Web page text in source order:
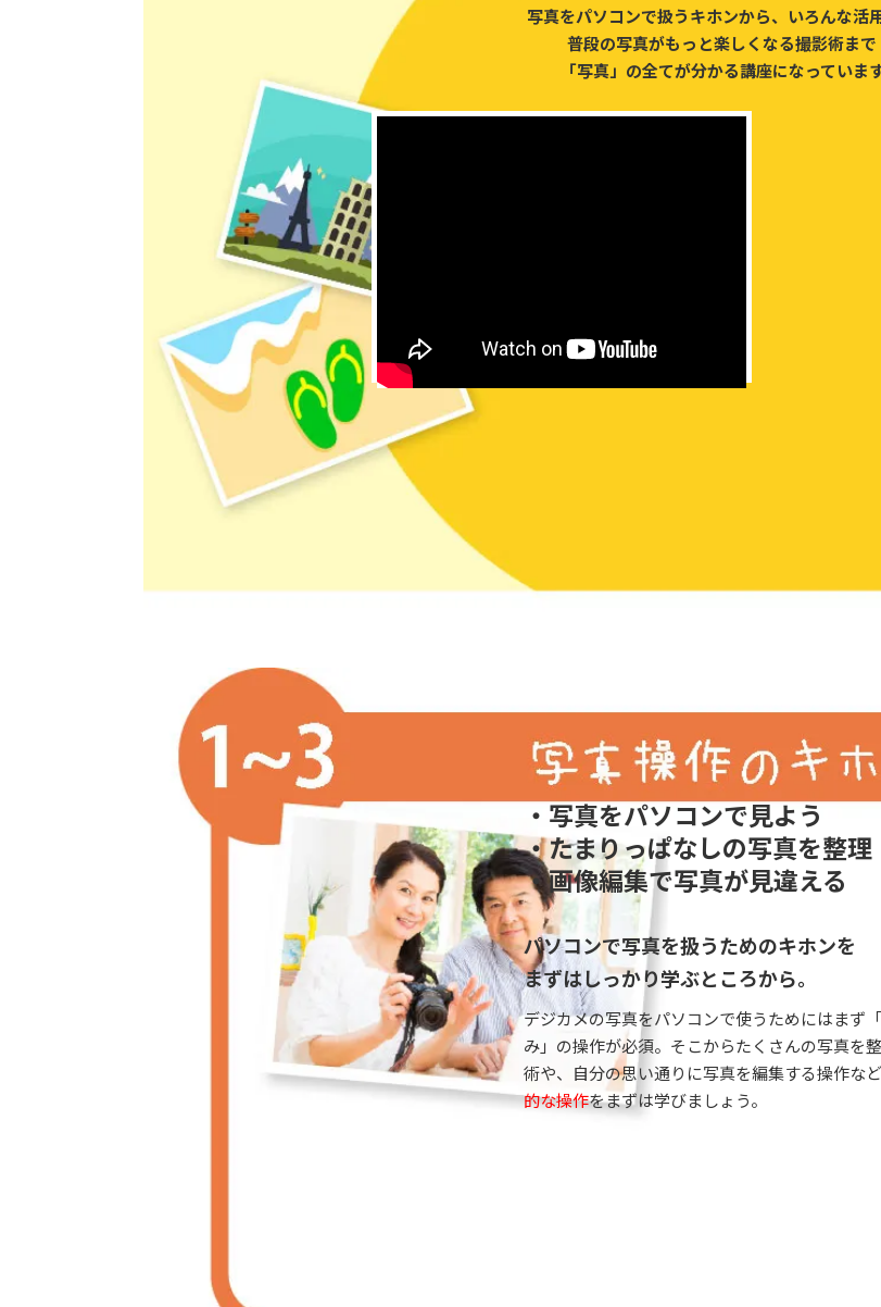
写真をパソコンで扱うキホンから、 いろんな活
普段の写真がもっと楽しくなる撮影術まで
「写真」の全てが分かる講座になっています
・写真をパソコンで見よう
・たまりっぱなしの写真を整理
・画像編集で写真が見違える
パソコンで写真を扱うためのキホンを
まずはしっかり学ぶところから。
デジカメの写真をパソコンで使うためにはまず
み」の操作が必須。そこからたくさんの写真を
術や、自分の思い通りに写真を編集する操作など
的な操作をまずは学びましょう。